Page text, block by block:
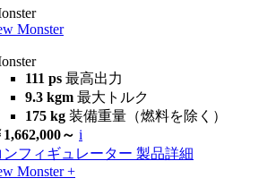
Monster
111 ps 最高出力
9.3 kgm 最大トルク
175 kg 装備重量（燃料を除く）
1,662,000～ i
ンフィギュレーター 製品詳細
Monster +